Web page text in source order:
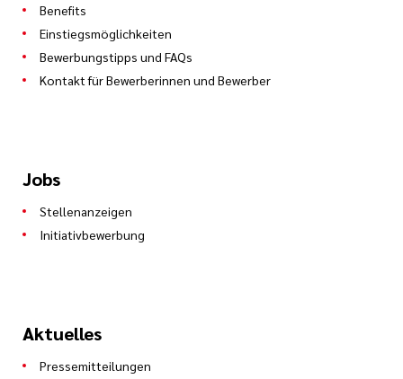
Benefits
Einstiegsmöglichkeiten
Bewerbungstipps und FAQs
Kontakt für Bewerberinnen und Bewerber
Jobs
Stellenanzeigen
Initiativbewerbung
Aktuelles
Pressemitteilungen